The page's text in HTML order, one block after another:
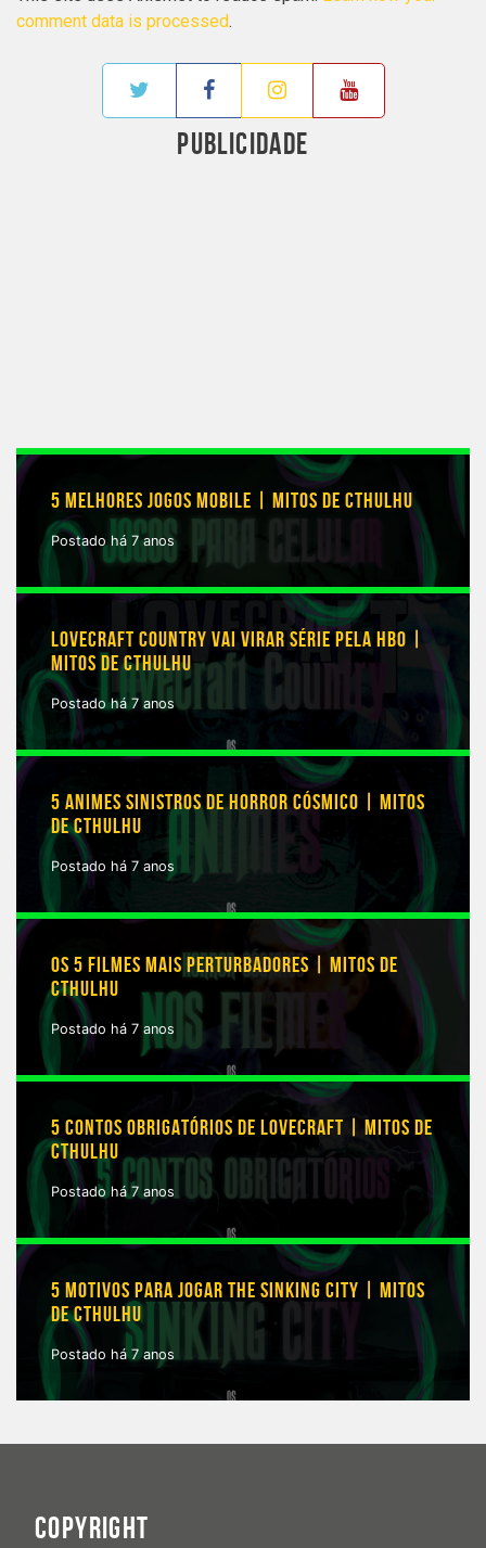
comment data is processed.
PUBLICIDADE
5 MELHORES JOGOS MOBILE | MITOS DE CTHULHU
Postado há 7 anos
LOVECRAFT COUNTRY VAI VIRAR SÉRIE PELA HBO |
MITOS DE CTHULHU
Postado há 7 anos
5 ANIMES SINISTROS DE HORROR CÓSMICO | MITOS
DE CTHULHU
Postado há 7 anos
OS 5 FILMES MAIS PERTURBADORES | MITOS DE
CTHULHU
Postado há 7 anos
5 CONTOS OBRIGATÓRIOS DE LOVECRAFT | MITOS DE
CTHULHU
Postado há 7 anos
5 MOTIVOS PARA JOGAR THE SINKING CITY | MITOS
DE CTHULHU
Postado há 7 anos
COPYRIGHT